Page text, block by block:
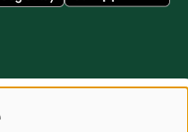
خريطة الموقعشروط الاستخدام